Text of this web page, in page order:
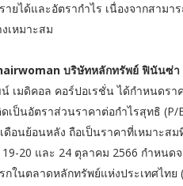
ายได้และอัตรากำไร เนื่องจากสา
เหมาะสม
บริษัทหลักทรัพย์ ฟินันซ่า
เมดิคอล คอร์ปอเรชั่น ได้กำหนดร
ป็นอัตราส่วนราคาต่อกำไรสุทธิ
อนย้อนหลัง ถือเป็นราคาที่เหมาะส
20 และ 24 ตุลาคม 2566 กำหน
ในตลาดหลักทรัพย์แห่งประเทศไทย